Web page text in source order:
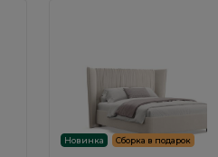
Новинка Сборка в подарок